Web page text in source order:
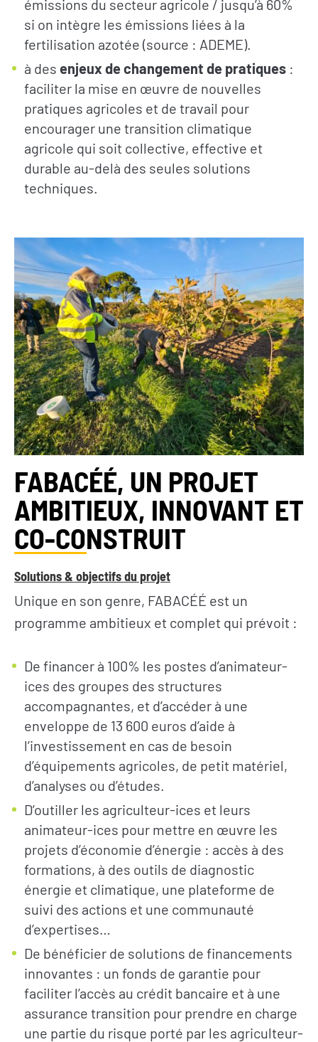
S’INFORMER
L’actualité du
Geres
L’actualité des
Citoyen·ne·s
Entreprises
émissions du secteur agricole / jusqu’à 60%
si on intègre les émissions liées à la
fertilisation azotée (source : ADEME).
à des enjeux de changement de pratiques :
faciliter la mise en œuvre de nouvelles
pratiques agricoles et de travail pour
encourager une transition climatique
agricole qui soit collective, effective et
durable au-delà des seules solutions
techniques.
FABACÉÉ, UN PROJET
AMBITIEUX, INNOVANT ET
CO-CONSTRUIT
Solutions & objectifs du projet
Unique en son genre, FABACÉÉ est un
programme ambitieux et complet qui prévoit :
De financer à 100% les postes d’animateur-
ices des groupes des structures
accompagnantes, et d’accéder à une
enveloppe de 13 600 euros d’aide à
l’investissement en cas de besoin
d’équipements agricoles, de petit matériel,
d’analyses ou d’études.
D’outiller les agriculteur-ices et leurs
animateur-ices pour mettre en œuvre les
projets d’économie d’énergie : accès à des
formations, à des outils de diagnostic
énergie et climatique, une plateforme de
suivi des actions et une communauté
d’expertises…
De bénéficier de solutions de financements
innovantes : un fonds de garantie pour
faciliter l’accès au crédit bancaire et à une
assurance transition pour prendre en charge
une partie du risque porté par les agriculteur-